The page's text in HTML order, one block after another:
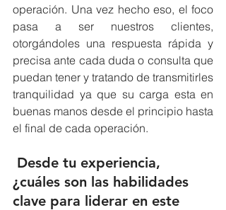
operación. Una vez hecho eso, el foco
pasa a ser nuestros clientes,
otorgándoles una respuesta rápida y
precisa ante cada duda o consulta que
puedan tener y tratando de transmitirles
tranquilidad ya que su carga esta en
buenas manos desde el principio hasta
el final de cada operación.
Desde tu experiencia,
¿cuáles son las habilidades
clave para liderar en este